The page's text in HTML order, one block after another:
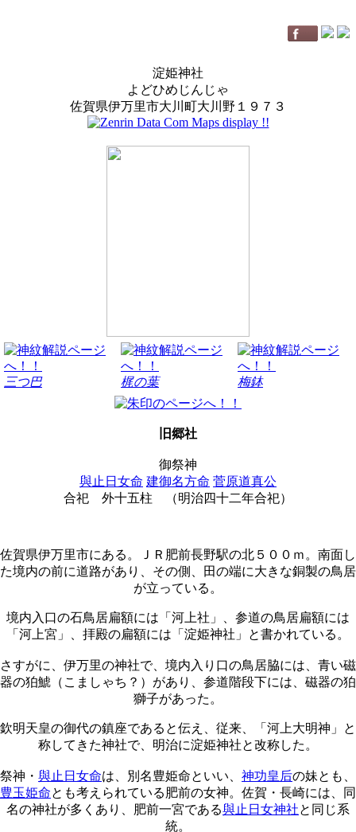
淀姫神社
よどひめじんじゃ
佐賀県伊万里市大川町大川野１９７３
三つ巴 梶の葉 梅鉢
旧郷社
御祭神
與止日女命 建御名方命 菅原道真公
合祀 外十五柱 （明治四十二年合祀）
佐賀県伊万里市にある。ＪＲ肥前長野駅の北５００ｍ。南面し
た境内の前に道路があり、その側、田の端に大きな銅製の鳥居
が立っている。
境内入口の石鳥居扁額には「河上社」、参道の鳥居扁額には
「河上宮」、拝殿の扁額には「淀姫神社」と書かれている。
さすがに、伊万里の神社で、境内入り口の鳥居脇には、青い磁
器の狛鯱（こましゃち？）があり、参道階段下には、磁器の狛
獅子があった。
欽明天皇の御代の鎮座であると伝え、従来、「河上大明神」と
称してきた神社で、明治に淀姫神社と改称した。
祭神・ 與止日女命は、別名豊姫命といい、 神功皇后の妹とも、
豊玉姫命とも考えられている肥前の女神。佐賀・長崎には、同
名の神社が多くあり、肥前一宮である與止日女神社と同じ系
統。